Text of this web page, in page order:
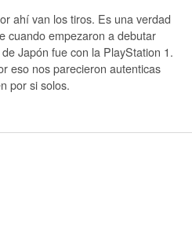
ahí van los tiros. Es una verdad
cuando empezaron a debutar
Japón fue con la PlayStation 1.
eso nos parecieron autenticas
por si solos.